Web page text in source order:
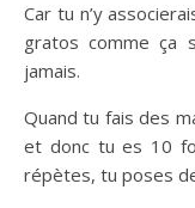
Car tu n’y
gratos comme ça
jamais.
Quand tu fais des
et donc tu es 10
répètes, tu poses